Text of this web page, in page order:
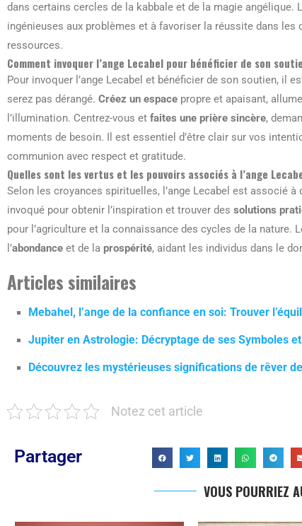
dans certains cercles de la kabbale et de la magie
ingénieuses aux problèmes et à favoriser la réussite dans
ressources.
Comment invoquer l’ange Lecabel pour bénéficier de son
Pour invoquer l’ange Lecabel et bénéficier de son soutien, il
serez pas dérangé. Créez un espace propre et apaisant,
l’illumination. Centrez-vous et faites une prière sincère,
moments de besoin. Il est essentiel d’être clair sur vos
communion avec respect et gratitude.
Quelles sont les vertus et les pouvoirs associés à l’ange
Selon les croyances spirituelles, l’ange Lecabel est associé à
invoqué pour obtenir l’inspiration et trouver des solutions
pour l’agriculture et la connaissance des cycles de la nature.
l’abondance et de la prospérité, aidant les individus dans le
Articles similaires
Mebahel, l’ange de la confiance en soi: Trouver
Jupiter en Astrologie: Décryptage de ses Symboles
Découvrez les mystérieuses significations de rêver
Notez cet article
Partager
VOUS POURRIEZ